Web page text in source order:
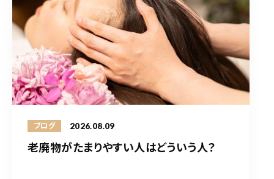
ブログ 2026.08.09
老廃物がたまりやすい人はどういう人？